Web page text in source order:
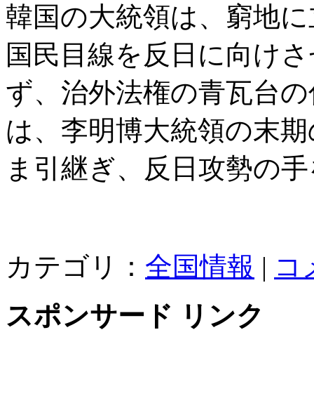
韓国の大統領は、窮地
国民目線を反日に向け
ず、治外法権の青瓦台
は、李明博大統領の末
ま引継ぎ、反日攻勢の
カテゴリ： 全国情報 | コ
スポンサード リンク